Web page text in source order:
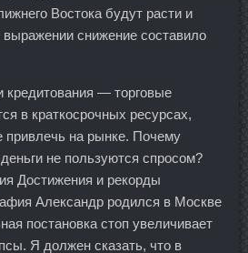
Востока будут расти и
снижение составило
— торговые
в краткосрочных ресурсах,
привлечь на рынке. Почему
не пользуются спросом?
Достижения и рекорды
Александр родился в Москве
постановка стоп увеличивает
Я должен сказать, что в